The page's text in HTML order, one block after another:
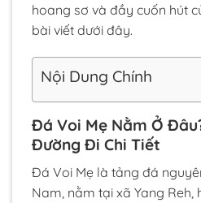
hoang sơ và đầy cuốn hút
bài viết dưới đây.
Nội Dung Chính
Đá Voi Mẹ Nằm Ở
Đường Đi Chi Tiết
Đá Voi Mẹ là tảng đá
Nam, nằm tại xã Yang Reh,